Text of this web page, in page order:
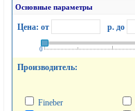
Основные параметры
Цена: от р. до
0
Производитель:
Fineber